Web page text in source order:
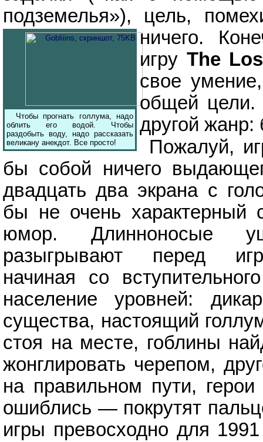
подземелья»), цель,
ничего.
Чтобы прогнать голлума, надо
облить его водой. Чтобы
раздобыть воду, надо рассказать
великану анекдот. Все просто!
игру The
свое
общей цели.
другой жанр:
Пожалуй,
бы собой ничего
двадцать два экрана с
бы не очень характерный
юмор. Длинноносые
разыгрывают перед
начиная со
население уровней:
существа, настоящий
стоя на месте, гоблины
жонглировать черепом,
на правильном пути,
ошиблись — покрутят
игры превосходно для